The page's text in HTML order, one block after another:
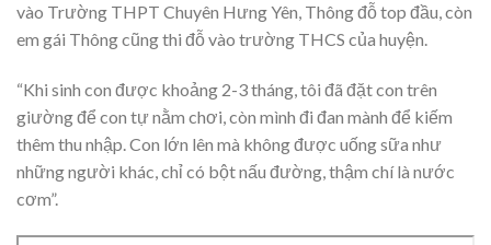
vào Trường THPT Chuyên Hưng Yên, Thông đỗ top đầu, còn
em gái Thông cũng thi đỗ vào trường THCS của huyện.
“Khi sinh con được khoảng 2-3 tháng, tôi đã đặt con trên
giường để con tự nằm chơi, còn mình đi đan mành để kiếm
thêm thu nhập. Con lớn lên mà không được uống sữa như
những người khác, chỉ có bột nấu đường, thậm chí là nước
cơm”.